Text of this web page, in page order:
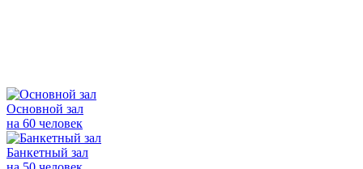
Основной зал
на 60 человек
Банкетный зал